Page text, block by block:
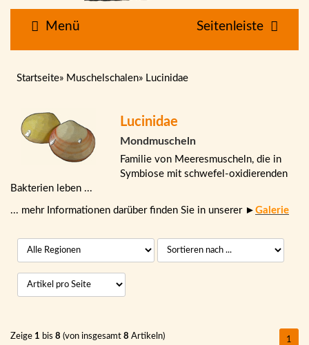
Menü Seitenleiste
Startseite» Muschelschalen» Lucinidae
Lucinidae
Mondmuscheln
Familie von Meeresmuscheln, die in
Symbiose mit schwefel-oxidierenden
Bakterien leben ...
... mehr Informationen darüber finden Sie in unserer ► Galerie
Zeige 1 bis 8 (von insgesamt 8 Artikeln) 1